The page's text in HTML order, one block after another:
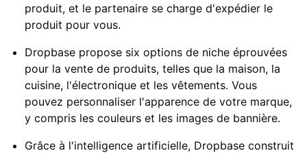
produit, et le partenaire se charge d'expédier le
produit pour vous.
Dropbase propose six options de niche éprouvées
pour la vente de produits, telles que la maison, la
cuisine, l'électronique et les vêtements. Vous
pouvez personnaliser l'apparence de votre marque,
y compris les couleurs et les images de bannière.
Grâce à l'intelligence artificielle, Dropbase construit